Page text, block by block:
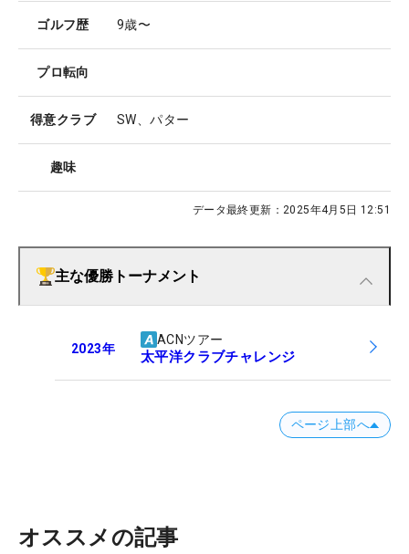
ゴルフ歴 9歳〜
プロ転向
得意クラブ SW、パター
趣味
データ最終更新： 2025年4月5日 12:51
主な優勝トーナメント
2023年
ACNツアー
太平洋クラブチャレンジ
ページ上部へ
オススメの記事